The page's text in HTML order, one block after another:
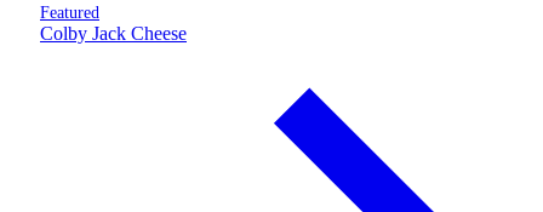
Featured
Colby Jack Cheese